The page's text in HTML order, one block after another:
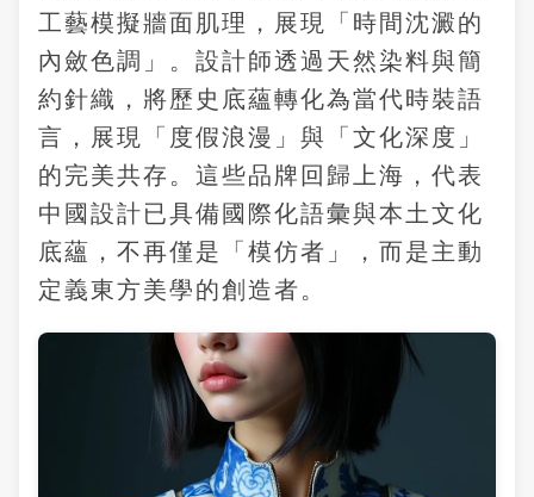
工藝模擬牆面肌理，展現「時間沈澱的
內斂色調」。設計師透過天然染料與簡
約針織，將歷史底蘊轉化為當代時裝語
言，展現「度假浪漫」與「文化深度」
的完美共存。這些品牌回歸上海，代表
中國設計已具備國際化語彙與本土文化
底蘊，不再僅是「模仿者」，而是主動
定義東方美學的創造者。